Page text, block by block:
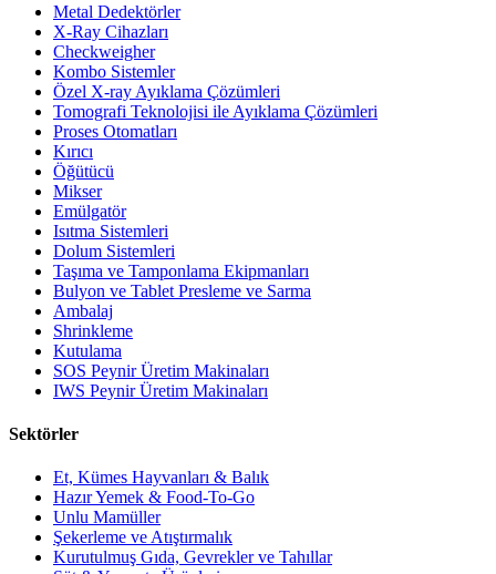
Metal Dedektörler
X-Ray Cihazları
Checkweigher
Kombo Sistemler
Özel X-ray Ayıklama Çözümleri
Tomografi Teknolojisi ile Ayıklama Çözümleri
Proses Otomatları
Kırıcı
Öğütücü
Mikser
Emülgatör
Isıtma Sistemleri
Dolum Sistemleri
Taşıma ve Tamponlama Ekipmanları
Bulyon ve Tablet Presleme ve Sarma
Ambalaj
Shrinkleme
Kutulama
SOS Peynir Üretim Makinaları
IWS Peynir Üretim Makinaları
Sektörler
Et, Kümes Hayvanları & Balık
Hazır Yemek & Food-To-Go
Unlu Mamüller
Şekerleme ve Atıştırmalık
Kurutulmuş Gıda, Gevrekler ve Tahıllar